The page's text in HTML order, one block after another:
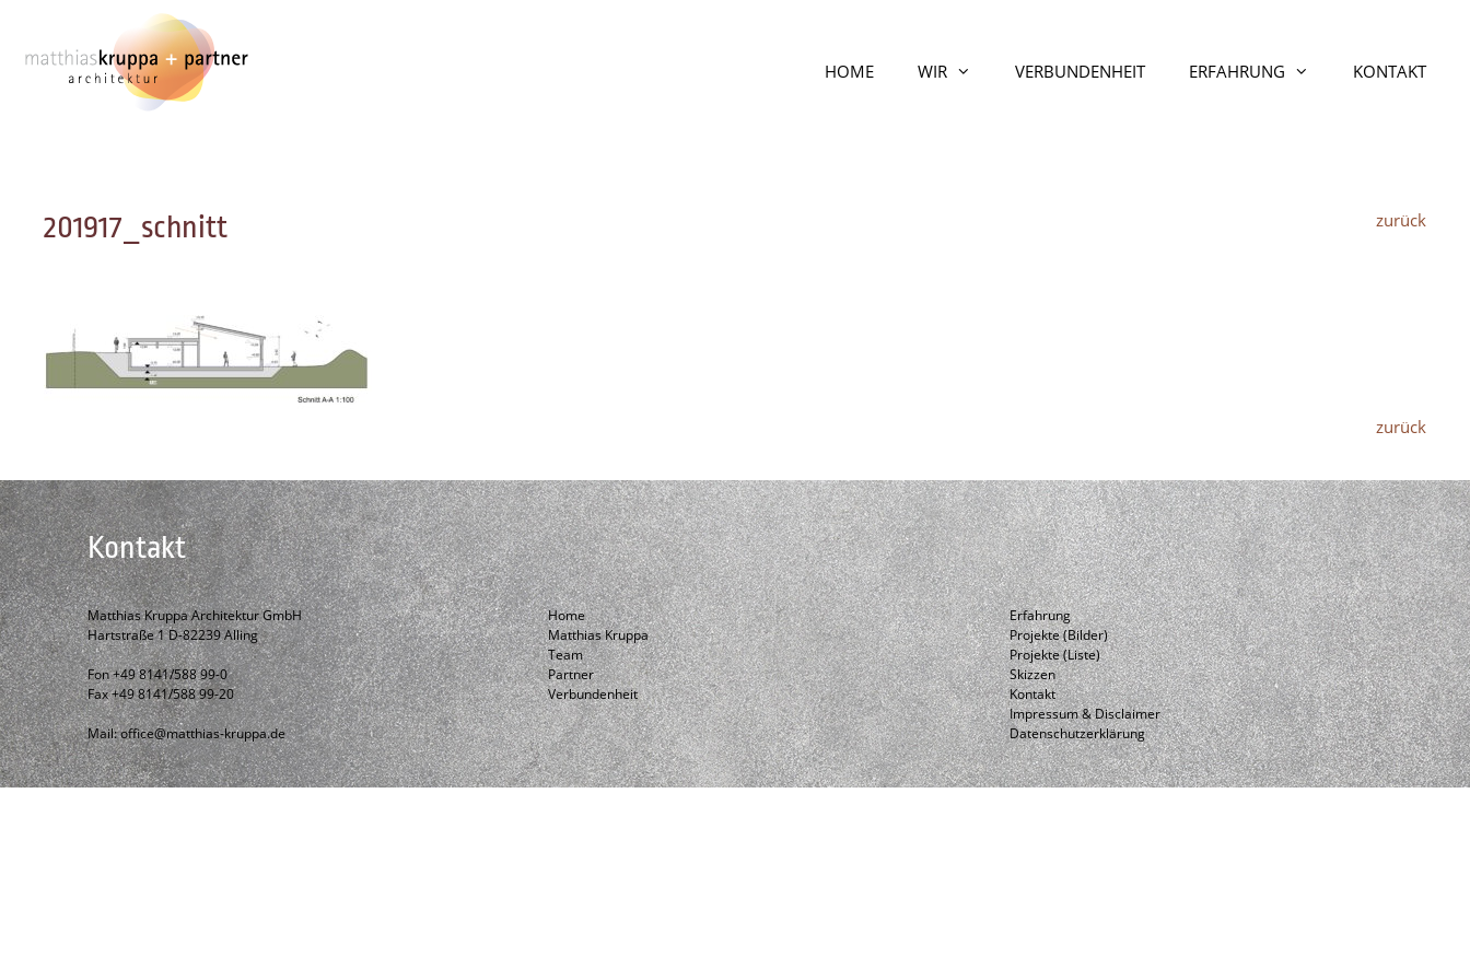
springen
HOME WIR VERBUNDENHEIT ERFAHRUNG KONTAKT
zurück
201917_schnitt
zurück
Kontakt
Matthias Kruppa Architektur GmbH
Hartstraße 1 D-82239 Alling
Fon +49 8141/588 99-0
Fax +49 8141/588 99-20
Mail:office@matthias-kruppa.de
Home
Matthias Kruppa
Team
Partner
Verbundenheit
Erfahrung
Projekte (Bilder)
Projekte (Liste)
Skizzen
Kontakt
Impressum & Disclaimer
Datenschutzerklärung